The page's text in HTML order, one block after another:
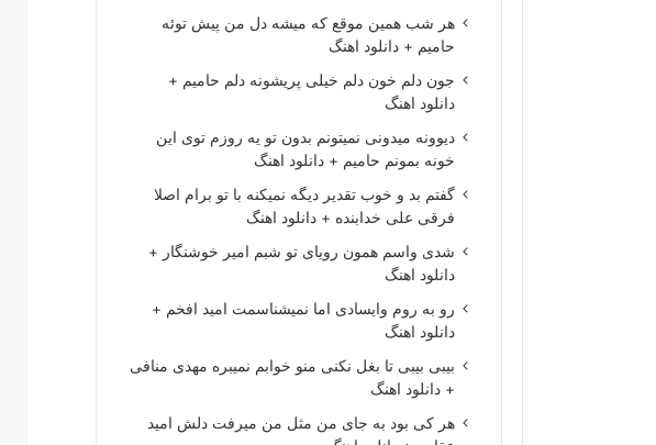
هر شب همین موقع که میشه دل من پیش توئه
حامیم + دانلود اهنگ
جون دلم خون دلم خیلی پریشونه دلم حامیم +
دانلود اهنگ
دیوونه میدونی نمیتونم بدون تو یه روزم توی این
خونه بمونم حامیم + دانلود اهنگ
گفتم بد و خوب تقدیر دیگه نمیکنه با تو برام اصلا
فرقی علی خدابنده + دانلود اهنگ
شدی واسم همون رویای تو شبم امیر خوشنگار +
دانلود اهنگ
رو به روم وایسادی اما نمیشناسمت امید افخم +
دانلود اهنگ
بیبی بیبی تا بغل نکنی منو خوابم نمیبره مهدی منافی
+ دانلود اهنگ
هر کی بود به جای من مثل من میرفت دلش امید